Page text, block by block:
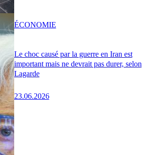
Le choc causé par la guerre en Iran est
important mais ne devrait pas durer, selon
Lagarde
23.06.2026
ÉCONOMIE